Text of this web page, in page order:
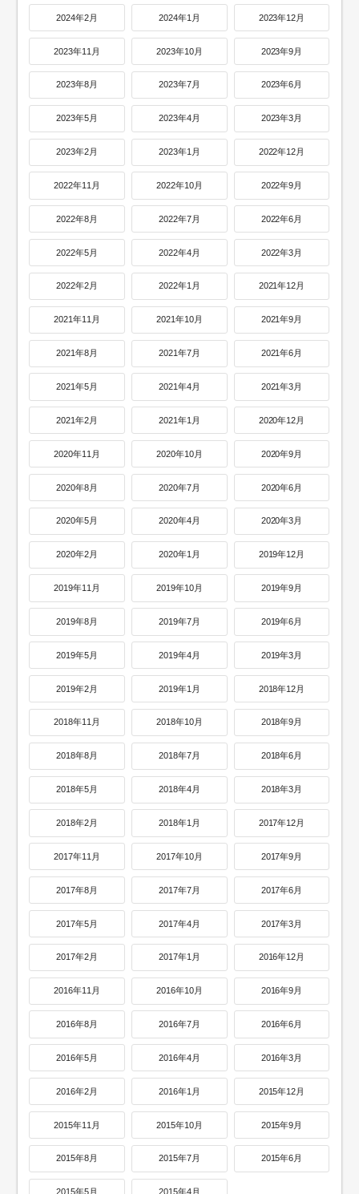
2024年2月 2024年1月 2023年12月
2023年11月 2023年10月 2023年9月
2023年8月 2023年7月 2023年6月
2023年5月 2023年4月 2023年3月
2023年2月 2023年1月 2022年12月
2022年11月 2022年10月 2022年9月
2022年8月 2022年7月 2022年6月
2022年5月 2022年4月 2022年3月
2022年2月 2022年1月 2021年12月
2021年11月 2021年10月 2021年9月
2021年8月 2021年7月 2021年6月
2021年5月 2021年4月 2021年3月
2021年2月 2021年1月 2020年12月
2020年11月 2020年10月 2020年9月
2020年8月 2020年7月 2020年6月
2020年5月 2020年4月 2020年3月
2020年2月 2020年1月 2019年12月
2019年11月 2019年10月 2019年9月
2019年8月 2019年7月 2019年6月
2019年5月 2019年4月 2019年3月
2019年2月 2019年1月 2018年12月
2018年11月 2018年10月 2018年9月
2018年8月 2018年7月 2018年6月
2018年5月 2018年4月 2018年3月
2018年2月 2018年1月 2017年12月
2017年11月 2017年10月 2017年9月
2017年8月 2017年7月 2017年6月
2017年5月 2017年4月 2017年3月
2017年2月 2017年1月 2016年12月
2016年11月 2016年10月 2016年9月
2016年8月 2016年7月 2016年6月
2016年5月 2016年4月 2016年3月
2016年2月 2016年1月 2015年12月
2015年11月 2015年10月 2015年9月
2015年8月 2015年7月 2015年6月
2015年5月 2015年4月